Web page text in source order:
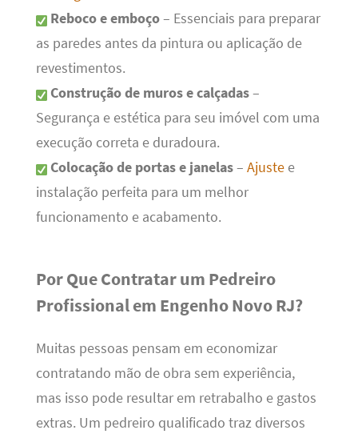
Reboco e emboço– Essenciais para preparar
as paredes antes da pintura ou aplicação de
revestimentos.
Construção de muros e calçadas–
Segurança e estética para seu imóvel com uma
execução correta e duradoura.
Colocação de portas e janelas– Ajustee
instalação perfeita para um melhor
funcionamento e acabamento.
Por Que Contratar um Pedreiro
Profissional em Engenho Novo RJ?
Muitas pessoas pensam em economizar
contratando mão de obra sem experiência,
mas isso pode resultar em retrabalho e gastos
extras. Um pedreiro qualificado traz diversos